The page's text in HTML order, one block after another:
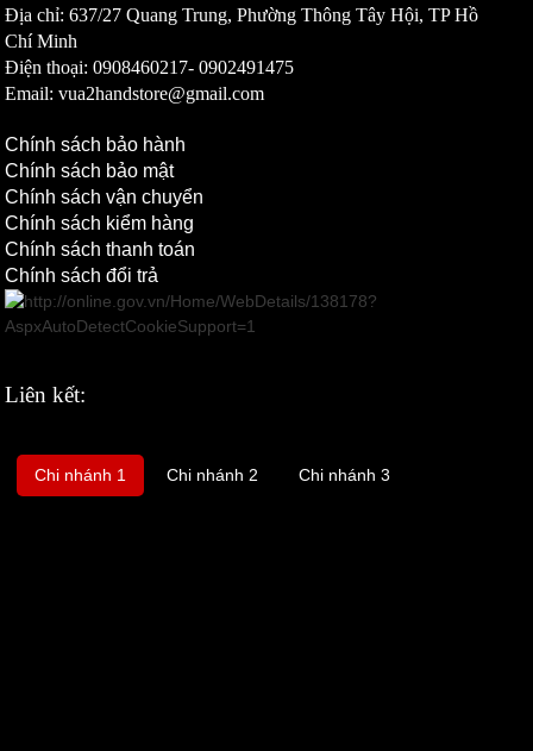
Địa chỉ: 637/27 Quang Trung, Phường Thông Tây Hội, TP Hồ
Chí Minh
Điện thoại: 0908460217-0902491475
Email: vua2handstore@gmail.com
Chính sách bảo hành
Chính sách bảo mật
Chính sách vận chuyển
Chính sách kiểm hàng
Chính sách thanh toán
Chính sách đổi trả
Liên kết:
Chi nhánh 1 Chi nhánh 2 Chi nhánh 3